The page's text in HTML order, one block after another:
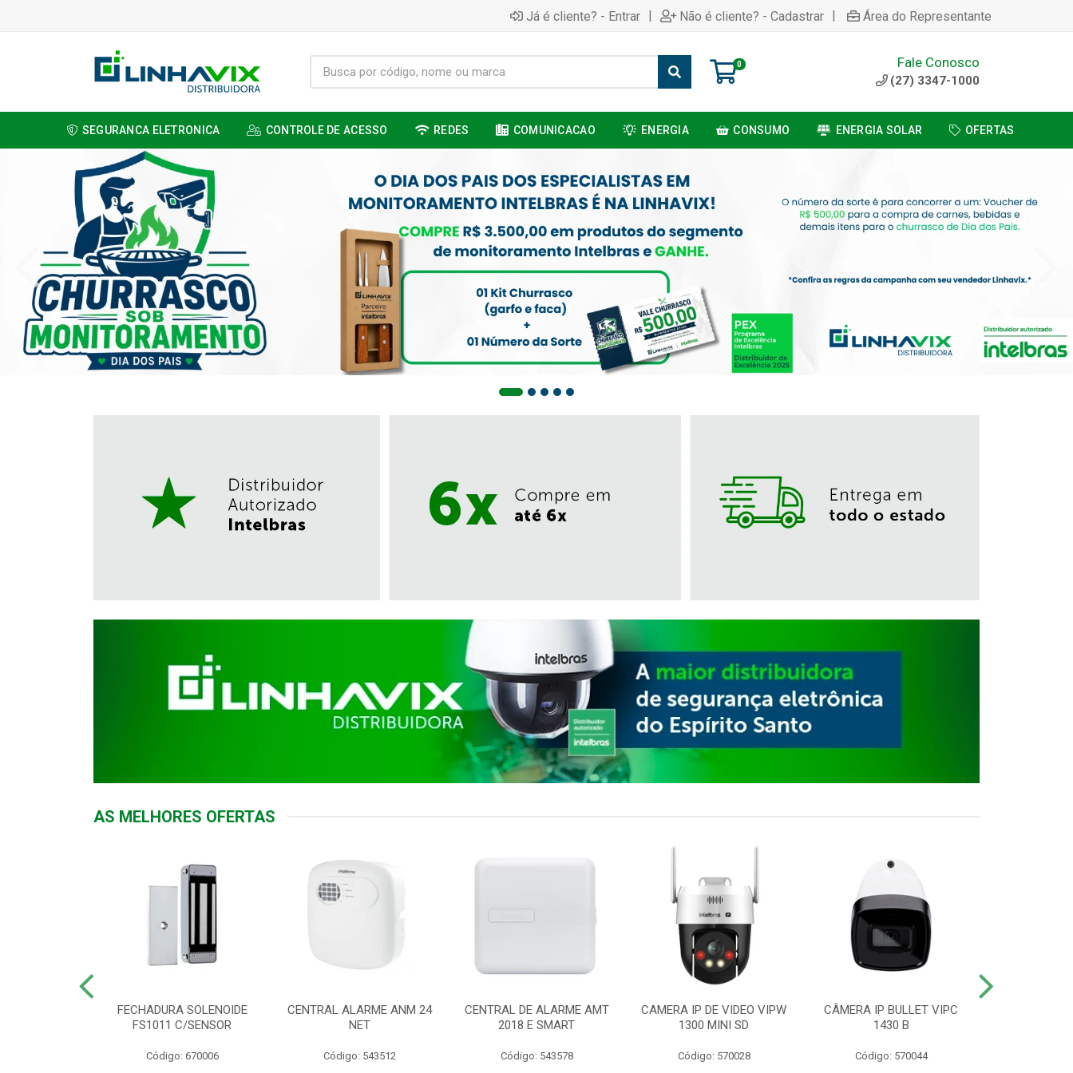
Já é cliente? - Entrar | Não é cliente? - Cadastrar | Área do Representante
0 Fale Conosco
(27) 3347-1000
SEGURANCA ELETRONICA CONTROLE DE ACESSO REDES COMUNICACAO ENERGIA CONSUMO ENERGIA SOLAR OFERTAS
AS MELHORES OFERTAS
FECHADURA SOLENOIDE
FS1011 C/SENSOR
Código: 670006
CENTRAL ALARME ANM 24
NET
Código: 543512
CENTRAL DE ALARME AMT
2018 E SMART
Código: 543578
CAMERA IP DE VIDEO VIPW
1300 MINI SD
Código: 570028
CÂMERA IP BULLET VIPC
1430 B
Código: 570044